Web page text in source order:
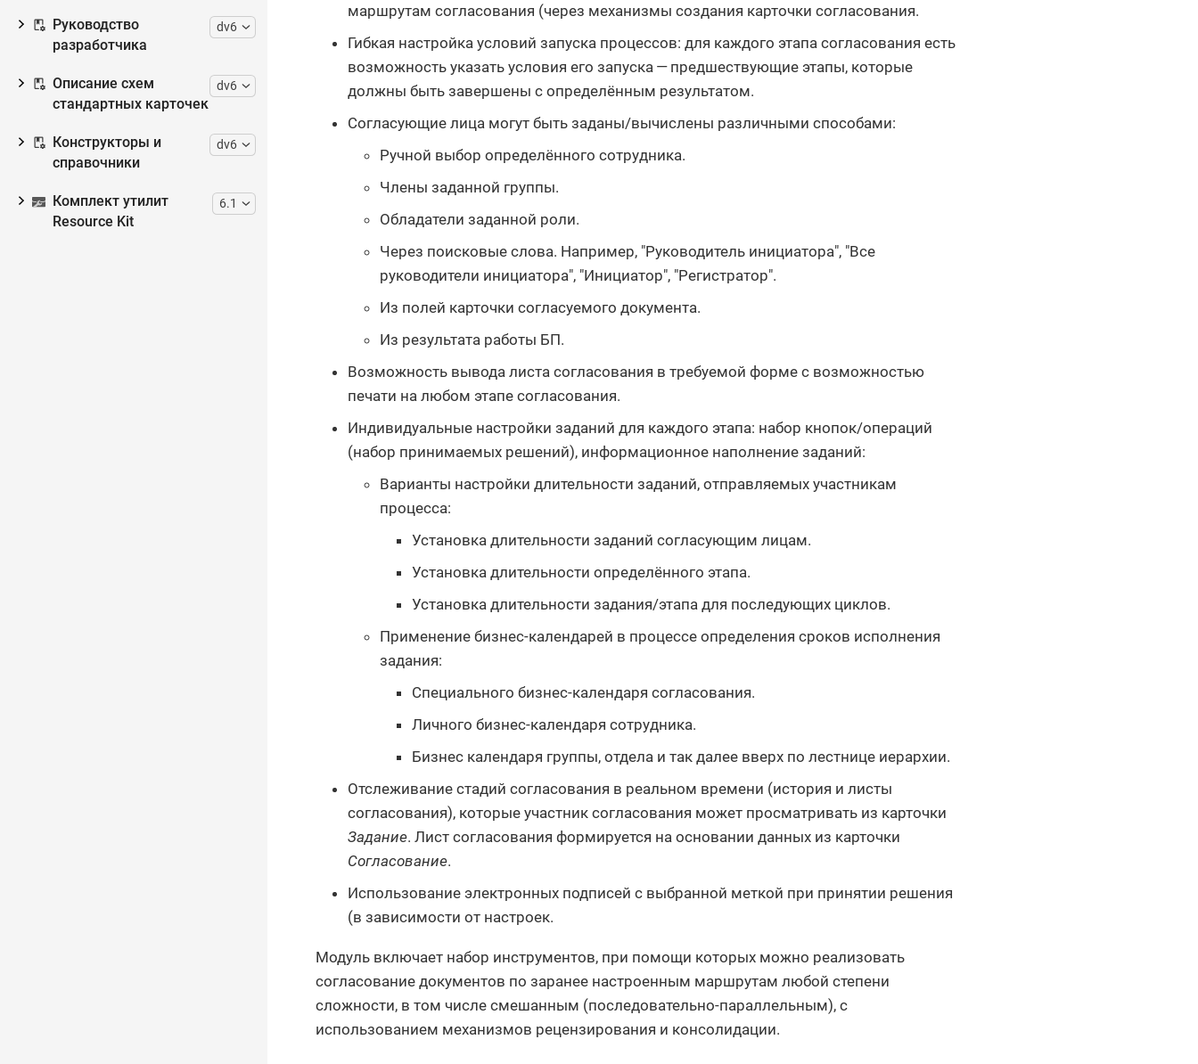
Руководство
разработчика
dv6
Описание схем
стандартных карточек
dv6
Конструкторы и
справочники
dv6
Комплект утилит
Resource Kit
6.1
маршрутам согласования (через механизмы создания карточки согласования.
Гибкая настройка условий запуска процессов: для каждого этапа согласования есть
возможность указать условия его запуска — предшествующие этапы, которые
должны быть завершены с определённым результатом.
Согласующие лица могут быть заданы/вычислены различными способами:
Ручной выбор определённого сотрудника.
Члены заданной группы.
Обладатели заданной роли.
Через поисковые слова. Например, "Руководитель инициатора", "Все
руководители инициатора", "Инициатор", "Регистратор".
Из полей карточки согласуемого документа.
Из результата работы БП.
Возможность вывода листа согласования в требуемой форме с возможностью
печати на любом этапе согласования.
Индивидуальные настройки заданий для каждого этапа: набор кнопок/операций
(набор принимаемых решений), информационное наполнение заданий:
Варианты настройки длительности заданий, отправляемых участникам
процесса:
Установка длительности заданий согласующим лицам.
Установка длительности определённого этапа.
Установка длительности задания/этапа для последующих циклов.
Применение бизнес-календарей в процессе определения сроков исполнения
задания:
Специального бизнес-календаря согласования.
Личного бизнес-календаря сотрудника.
Бизнес календаря группы, отдела и так далее вверх по лестнице иерархии.
Отслеживание стадий согласования в реальном времени (история и листы
согласования), которые участник согласования может просматривать из карточки
Задание. Лист согласования формируется на основании данных из карточки
Согласование.
Использование электронных подписей с выбранной меткой при принятии решения
(в зависимости от настроек.
Модуль включает набор инструментов, при помощи которых можно реализовать
согласование документов по заранее настроенным маршрутам любой степени
сложности, в том числе смешанным (последовательно-параллельным), с
использованием механизмов рецензирования и консолидации.